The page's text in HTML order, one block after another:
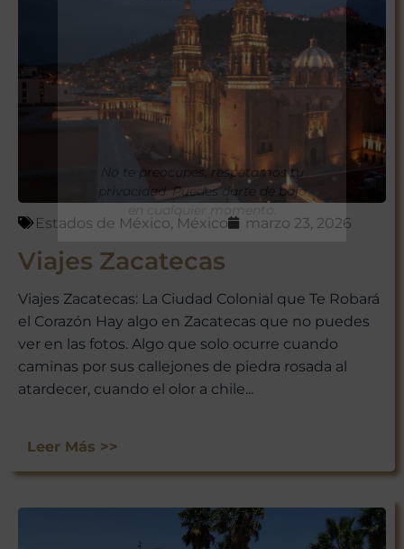
Estados de México México marzo 23, 2026
Viajes Zacatecas
Viajes Zacatecas: La Ciudad Colonial que Te Robará
el Corazón Hay algo en Zacatecas que no puedes
ver en las fotos. Algo que solo ocurre cuando
caminas por sus callejones de piedra rosada al
atardecer, cuando el olor a chile...
Leer Más >>
No te preocupes, respetamos tu
privacidad. Puedes darte de baja